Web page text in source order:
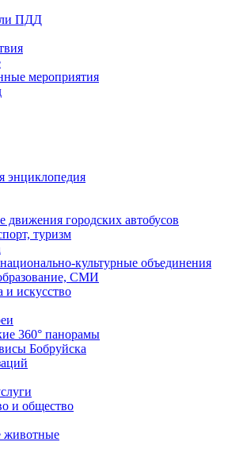
ПДД
мероприятия
энциклопедия
движения городских автобусов
туризм
культурные объединения
СМИ
и искусство
360° панорамы
Бобруйска
и общество
животные